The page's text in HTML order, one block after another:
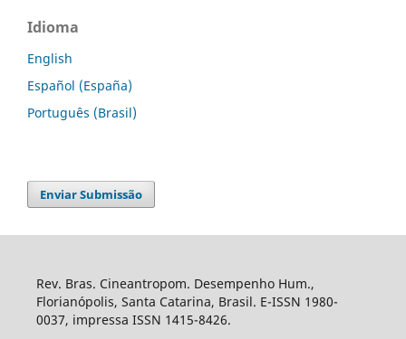
Idioma
English
Español (España)
Português (Brasil)
Enviar Submissão
Rev. Bras. Cineantropom. Desempenho Hum.,
Florianópolis, Santa Catarina, Brasil. E-ISSN 1980-
0037, impressa ISSN 1415-8426.